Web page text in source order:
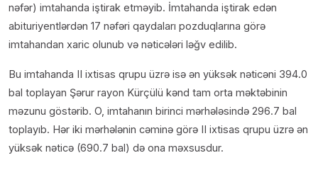
nəfər) imtahanda iştirak etməyib. İmtahanda iştirak edən
abituriyentlərdən 17 nəfəri qaydaları pozduqlarına görə
imtahandan xaric olunub və nəticələri ləğv edilib.
Bu imtahanda II ixtisas qrupu üzrə isə ən yüksək nəticəni 394.0
bal toplayan Şərur rayon Kürçülü kənd tam orta məktəbinin
məzunu göstərib. O, imtahanın birinci mərhələsində 296.7 bal
toplayıb. Hər iki mərhələnin cəminə görə II ixtisas qrupu üzrə ən
yüksək nəticə (690.7 bal) də ona məxsusdur.